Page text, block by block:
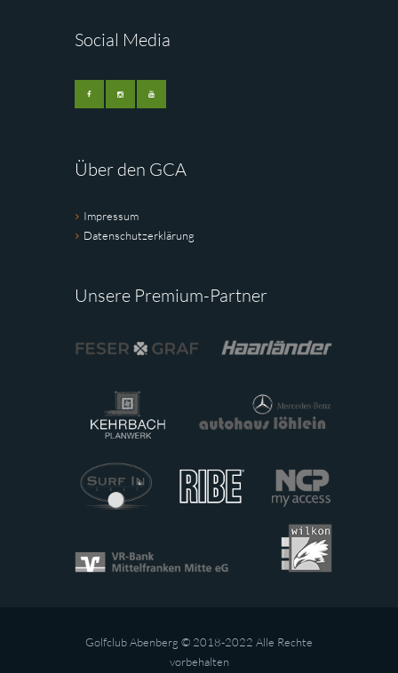
Social Media
Über den GCA
Impressum
Datenschutzerklärung
Unsere Premium-Partner
Golfclub Abenberg © 2018-2022 Alle Rechte
vorbehalten